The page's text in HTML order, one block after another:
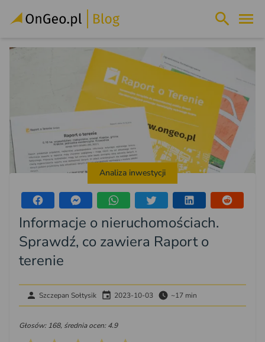
Analiza inwestycji
Informacje o nieruchomościach.
Sprawdź, co zawiera Raport o
terenie
Szczepan Sołtysik 2023-10-03 ~17 min
Głosów: 168, średnia ocen: 4.9